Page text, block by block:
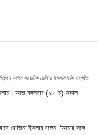
প্রিজন ভ্যানে সাংবাদিক রোজিনা ইসলাম ছবিঃ সংগৃহীত
আজ মঙ্গলবার (১৮ মে) সকাল
রোজিনা ইসলাম বলেন, ‘আমার সঙ্গে